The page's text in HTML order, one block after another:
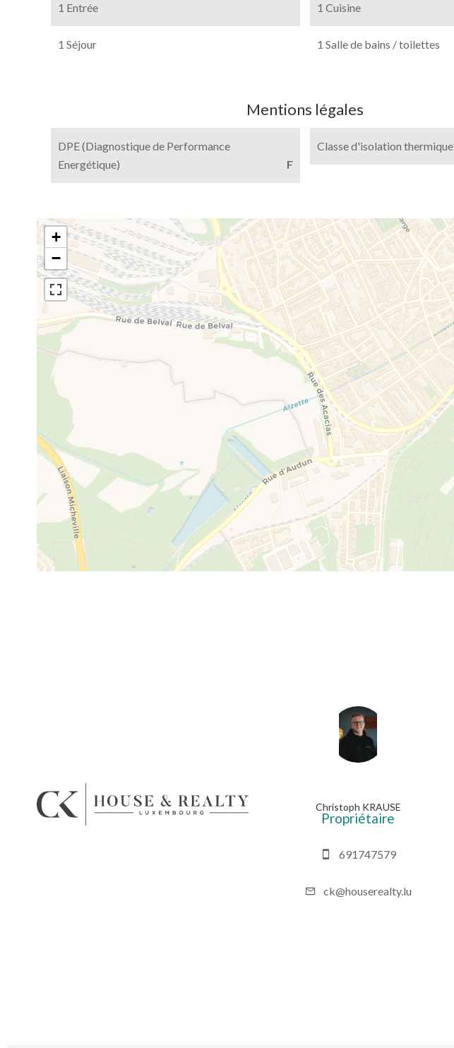
1 Entrée 1 Cuisine
1 Séjour 1 Salle de bains / toilettes
Mentions légales
DPE (Diagnostique de Performance
Energétique)
F
Classe d'isolation thermique
+
−
Christoph KRAUSE
Propriétaire
691747579
ck@houserealty.lu